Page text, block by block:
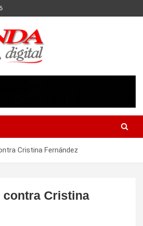
Cristina Fernández
contra Cristina